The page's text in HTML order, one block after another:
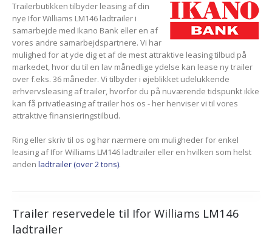
Trailerbutikken tilbyder leasing af din
nye Ifor Williams LM146 ladtrailer i
samarbejde med Ikano Bank eller en af
vores andre samarbejdspartnere. Vi har
mulighed for at yde dig et af de mest attraktive leasing tilbud på
markedet, hvor du til en lav månedlige ydelse kan lease ny trailer
over f.eks. 36 måneder. Vi tilbyder i øjeblikket udelukkende
erhvervsleasing af trailer, hvorfor du på nuværende tidspunkt ikke
kan få privatleasing af trailer hos os - her henviser vi til vores
attraktive finansieringstilbud.
Ring eller skriv til os og hør nærmere om muligheder for enkel
leasing af Ifor Williams LM146 ladtrailer eller en hvilken som helst
anden ladtrailer (over 2 tons).
Trailer reservedele til Ifor Williams LM146
ladtrailer